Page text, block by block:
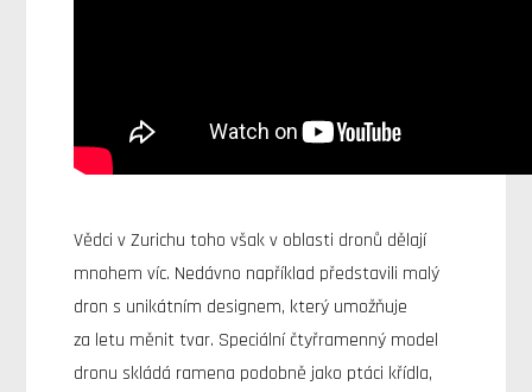
Vědci v Zurichu toho však v oblasti dronů dělají
mnohem víc. Nedávno například představili malý
dron s unikátním designem, který umožňuje
za letu měnit tvar. Speciální čtyřramenný model
dronu skládá ramena podobně jako ptáci křídla,